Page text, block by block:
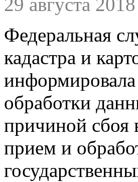
29 августа 2018
Федеральная
кадастра и
обработки
причиной сбоя
прием и